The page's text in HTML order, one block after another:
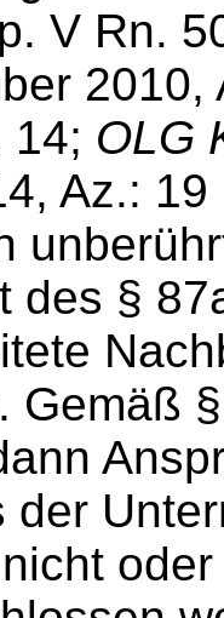
V Rn.
14; OLG
Az.:
des §
Gemäß
der